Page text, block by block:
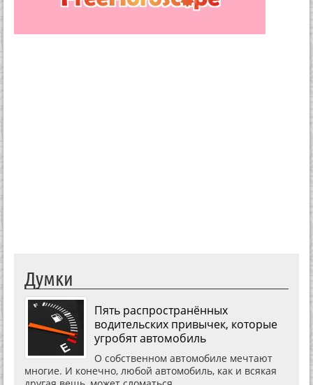
Думки
Пять распространённых
водительских привычек, которые
угробят автомобиль
О собственном автомобиле мечтают
многие. И конечно, любой автомобиль, как и всякая